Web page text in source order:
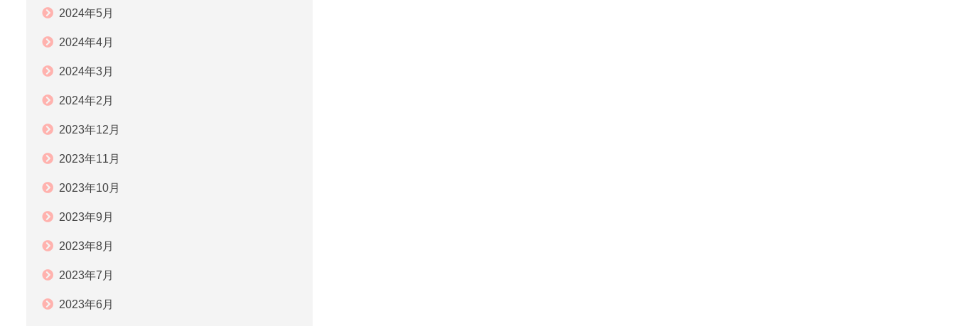
2024年5月
2024年4月
2024年3月
2024年2月
2023年12月
2023年11月
2023年10月
2023年9月
2023年8月
2023年7月
2023年6月